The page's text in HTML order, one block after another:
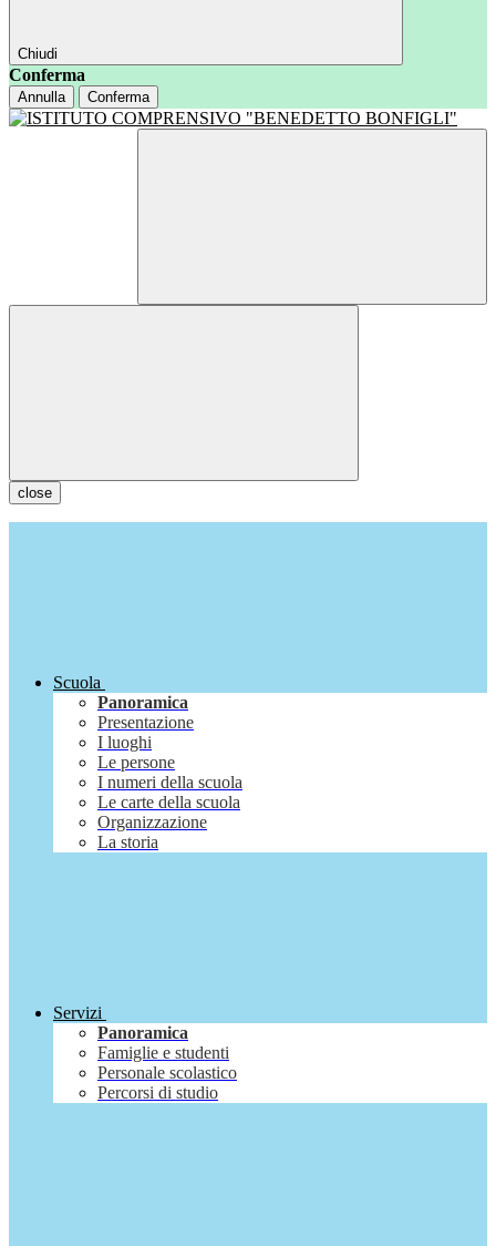
Chiudi
Conferma
Annulla Conferma
close
Scuola
Panoramica
Presentazione
I luoghi
Le persone
I numeri della scuola
Le carte della scuola
Organizzazione
La storia
Servizi
Panoramica
Famiglie e studenti
Personale scolastico
Percorsi di studio